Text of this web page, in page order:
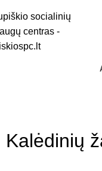
Kalėdinių